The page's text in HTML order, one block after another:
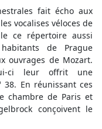
fait écho aux
vocalises véloces de
ce répertoire aussi
de Prague
ouvrages de Mozart.
ci leur offrit une
En réunissant ces
chambre de Paris et
conçoivent le